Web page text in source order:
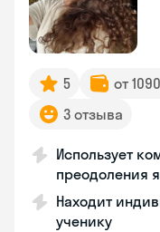
5 от
3 отзыва
Использует
преодоления
Находит
ученику